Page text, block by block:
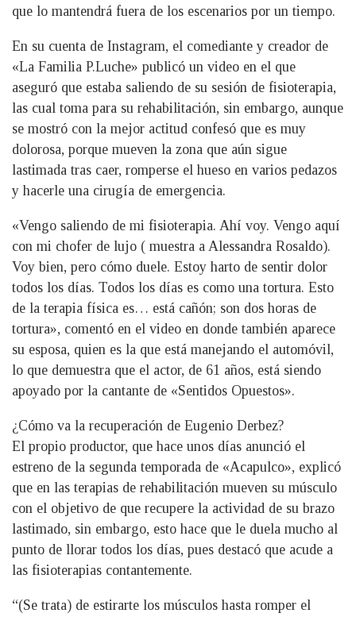
que lo mantendrá fuera de los escenarios por un tiempo.
En su cuenta de Instagram, el comediante y creador de
«La Familia P.Luche» publicó un video en el que
aseguró que estaba saliendo de su sesión de fisioterapia,
las cual toma para su rehabilitación, sin embargo, aunque
se mostró con la mejor actitud confesó que es muy
dolorosa, porque mueven la zona que aún sigue
lastimada tras caer, romperse el hueso en varios pedazos
y hacerle una cirugía de emergencia.
«Vengo saliendo de mi fisioterapia. Ahí voy. Vengo aquí
con mi chofer de lujo ( muestra a Alessandra Rosaldo).
Voy bien, pero cómo duele. Estoy harto de sentir dolor
todos los días. Todos los días es como una tortura. Esto
de la terapia física es… está cañón; son dos horas de
tortura», comentó en el video en donde también aparece
su esposa, quien es la que está manejando el automóvil,
lo que demuestra que el actor, de 61 años, está siendo
apoyado por la cantante de «Sentidos Opuestos».
¿Cómo va la recuperación de Eugenio Derbez?
El propio productor, que hace unos días anunció el
estreno de la segunda temporada de «Acapulco», explicó
que en las terapias de rehabilitación mueven su músculo
con el objetivo de que recupere la actividad de su brazo
lastimado, sin embargo, esto hace que le duela mucho al
punto de llorar todos los días, pues destacó que acude a
las fisioterapias contantemente.
“(Se trata) de estirarte los músculos hasta romper el